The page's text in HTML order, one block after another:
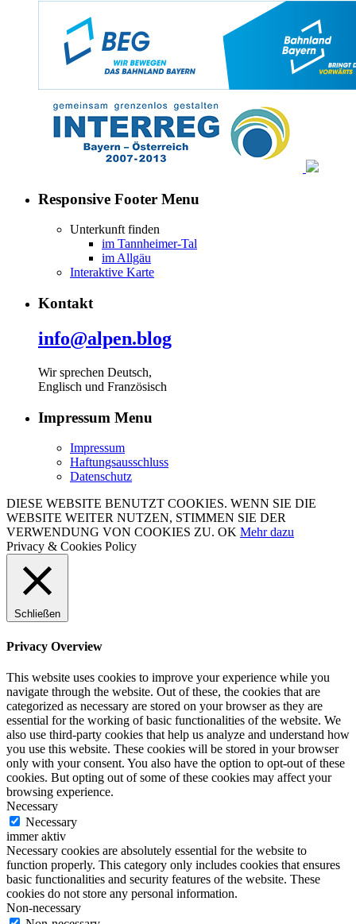
Responsive Footer Menu
Unterkunft finden
im Tannheimer-Tal
im Allgäu
Interaktive Karte
Kontakt
info@alpen.blog
Wir sprechen Deutsch,
Englisch und Französisch
Impressum Menu
Impressum
Haftungsausschluss
Datenschutz
DIESE WEBSITE BENUTZT COOKIES. WENN SIE DIE
WEBSITE WEITER NUTZEN, STIMMEN SIE DER
VERWENDUNG VON COOKIES ZU. OK Mehr dazu
Privacy & Cookies Policy
Schließen
Privacy Overview
This website uses cookies to improve your experience while you
navigate through the website. Out of these, the cookies that are
categorized as necessary are stored on your browser as they are
essential for the working of basic functionalities of the website. We
also use third-party cookies that help us analyze and understand how
you use this website. These cookies will be stored in your browser
only with your consent. You also have the option to opt-out of these
cookies. But opting out of some of these cookies may affect your
browsing experience.
Necessary
Necessary
immer aktiv
Necessary cookies are absolutely essential for the website to
function properly. This category only includes cookies that ensures
basic functionalities and security features of the website. These
cookies do not store any personal information.
Non-necessary